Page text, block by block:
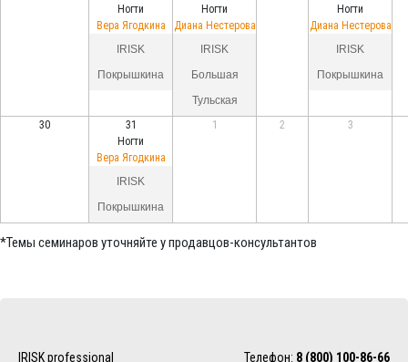
Ногти
Вера Ягодкина
IRISK
Покрышкина
Ногти
Диана Нестерова
IRISK
Большая
Тульская
Ногти
Диана Нестерова
IRISK
Покрышкина
30
31
Ногти
Вера Ягодкина
IRISK
Покрышкина
1 2 3
*Темы семинаров уточняйте у продавцов-консультантов
IRISK professional Телефон: 8 (800) 100-86-66